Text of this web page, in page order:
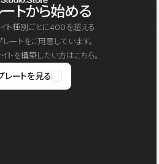
トから始める
ト種別ごとに400を超える
ートをご用意しています。
を構築したい方はこちら。
レートを見る